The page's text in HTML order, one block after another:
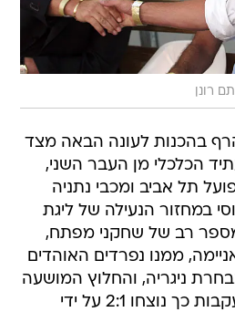
רונן
בהכנות לעונה הבאה מצד
הכלכלי מן העבר השני,
תל אביב ומכבי נתניה
במחזור הנעילה של ליגת
רב של שחקני מפתח,
ממנו נפרדים האוהדים
ניגריה, והחלוץ המושעה
סמואל יבואה, ואולי בעקבות כך נוצחו 2:1 על ידי